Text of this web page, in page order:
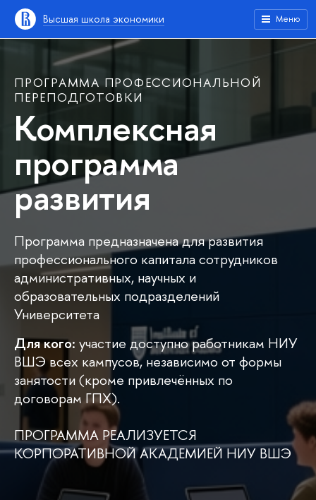
Высшая школа экономики Меню
ПРОГРАММА ПРОФЕССИОНАЛЬНОЙ
ПЕРЕПОДГОТОВКИ
Комплексная
программа
развития
Программа предназначена для развития
профессионального капитала сотрудников
административных, научных и
образовательных подразделений
Университета
Для кого: участие доступно работникам НИУ
ВШЭ всех кампусов, независимо от формы
занятости (кроме привлечённых по
договорам ГПХ).
ПРОГРАММА РЕАЛИЗУЕТСЯ
КОРПОРАТИВНОЙ АКАДЕМИЕЙ НИУ ВШЭ